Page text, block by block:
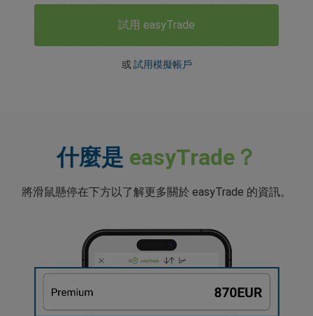
試用 easyTrade
或試用模擬帳戶
什麼是 easyTrade？
將滑鼠懸停在下方以了解更多關於 easyTrade 的資訊。